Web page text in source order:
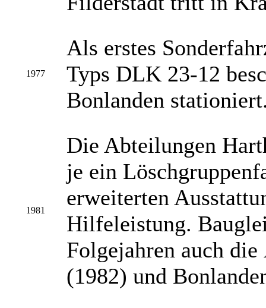
1977
Als erstes
Typs DLK 23-12
Bonlanden
1981
Die Abteilungen
je ein
erweiterten
Hilfeleistung.
Folgejahren auch
(1982) und